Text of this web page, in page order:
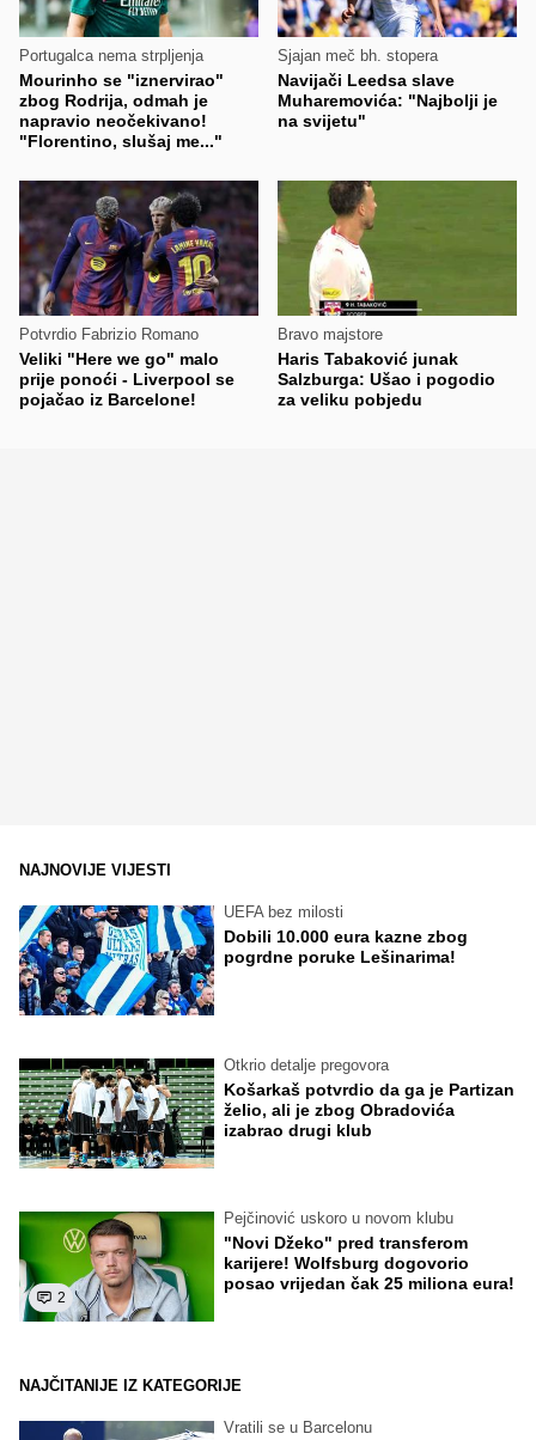
Portugalca nema strpljenja
Mourinho se "iznervirao"
zbog Rodrija, odmah je
napravio neočekivano!
"Florentino, slušaj me..."
Sjajan meč bh. stopera
Navijači Leedsa slave
Muharemovića: "Najbolji je
na svijetu"
Potvrdio Fabrizio Romano
Veliki "Here we go" malo
prije ponoći - Liverpool se
pojačao iz Barcelone!
Bravo majstore
Haris Tabaković junak
Salzburga: Ušao i pogodio
za veliku pobjedu
NAJNOVIJE VIJESTI
UEFA bez milosti
Dobili 10.000 eura kazne zbog
pogrdne poruke Lešinarima!
Otkrio detalje pregovora
Košarkaš potvrdio da ga je Partizan
želio, ali je zbog Obradovića
izabrao drugi klub
2
Pejčinović uskoro u novom klubu
"Novi Džeko" pred transferom
karijere! Wolfsburg dogovorio
posao vrijedan čak 25 miliona eura!
NAJČITANIJE IZ KATEGORIJE
Vratili se u Barcelonu